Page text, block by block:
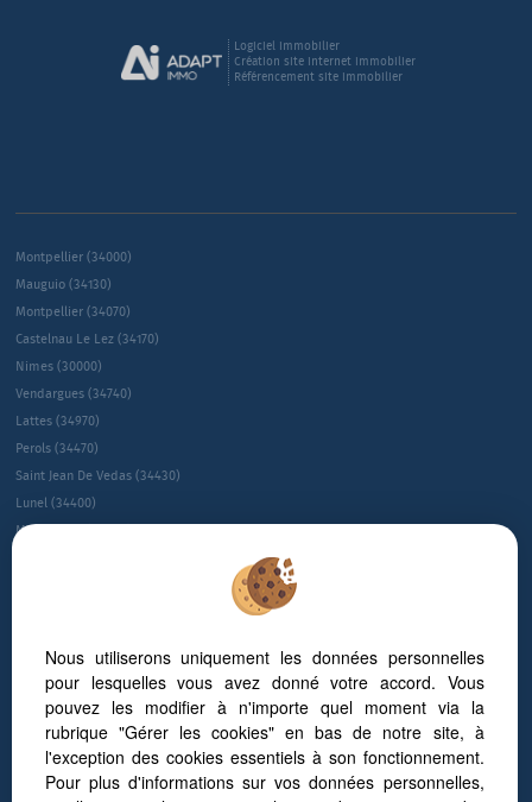
Logiciel immobilier
Création site internet immobilier
Référencement site immobilier
Montpellier (34000)
Mauguio (34130)
Montpellier (34070)
Castelnau Le Lez (34170)
Nimes (30000)
Vendargues (34740)
Lattes (34970)
Perols (34470)
Saint Jean De Vedas (34430)
Lunel (34400)
Montpellier (34080)
Villeneuve-les-maguelone (34750)
Saint-gÉly-du-fesc (34980)
Gallargues Le Montueux (30660)
NÎmes (30900)
Baillargues (34670)
Nous utiliserons uniquement les données personnelles
pour lesquelles vous avez donné votre accord. Vous
pouvez les modifier à n'importe quel moment via la
rubrique "Gérer les cookies" en bas de notre site, à
l'exception des cookies essentiels à son fonctionnement.
Pour plus d'informations sur vos données personnelles,